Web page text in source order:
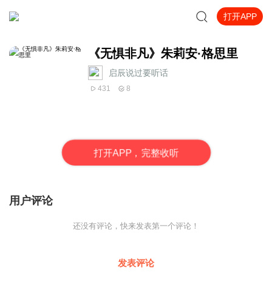
打开APP
《无惧非凡》朱莉安·格思里
启辰说过要听话
431 8
打开APP，完整收听
用户评论
还没有评论，快来发表第一个评论！
发表评论